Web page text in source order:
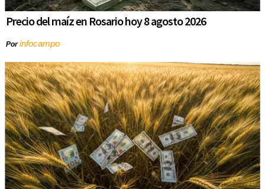
Precio del maíz en Rosario hoy 8 agosto 2026
Porinfocampo